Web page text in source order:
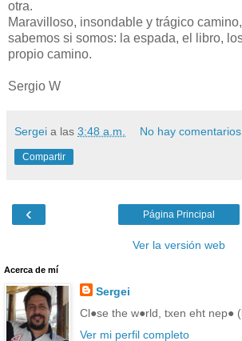
otra.
Maravilloso, insondable y trágico
sabemos si somos: la espada, el libro,
propio camino.
Sergio W
Sergei a las 3:48 a.m. No hay
Compartir
‹ Página Principal
Ver la versión web
Acerca de mí
Sergei
Cl●se the w●rld, txen eht nep●
Ver mi perfil completo